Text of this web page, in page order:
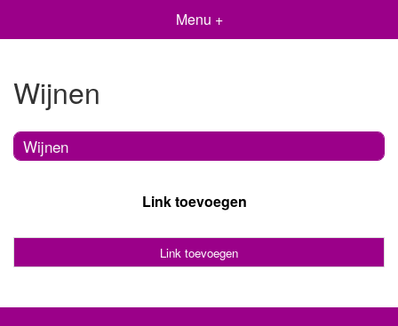
Menu +
Wijnen
Wijnen
Link toevoegen
Link toevoegen